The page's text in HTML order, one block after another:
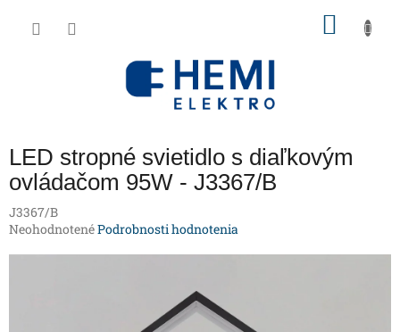
LED stropné svietidlo s diaľkovým
ovládačom 95W - J3367/B
J3367/B
Priemerné
NeohodnotenéPodrobnosti hodnotenia